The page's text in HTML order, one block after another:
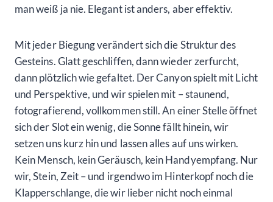
man weiß ja nie. Elegant ist anders, aber effektiv.
Mit jeder Biegung verändert sich die Struktur des
Gesteins. Glatt geschliffen, dann wieder zerfurcht,
dann plötzlich wie gefaltet. Der Canyon spielt mit Licht
und Perspektive, und wir spielen mit – staunend,
fotografierend, vollkommen still. An einer Stelle öffnet
sich der Slot ein wenig, die Sonne fällt hinein, wir
setzen uns kurz hin und lassen alles auf uns wirken.
Kein Mensch, kein Geräusch, kein Handyempfang. Nur
wir, Stein, Zeit – und irgendwo im Hinterkopf noch die
Klapperschlange, die wir lieber nicht noch einmal